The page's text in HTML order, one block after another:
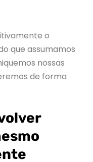
o
que assumamos
nossas
de forma